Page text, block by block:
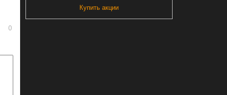
0
Купить акции